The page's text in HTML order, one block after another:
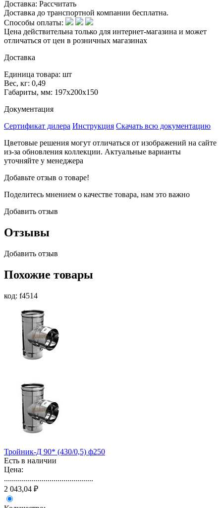
Доставка: Рассчитать
Доставка до транспортной компании бесплатна.
Способы оплаты:
Цена действительна только для интернет-магазина и может
отличаться от цен в розничных магазинах
Доставка
Единица товара: шт
Вес, кг: 0,49
Габариты, мм: 197x200x150
Документация
Сертификат дилера Инструкция Скачать всю документацию
Цветовые решения могут отличаться от изображений на сайте
из-за обновления коллекции. Актуальные варианты
уточняйте у менеджера
Добавьте отзыв о товаре!
Поделитесь мнением о качестве товара, нам это важно
Добавить отзыв
Отзывы
Добавить отзыв
Похожие товары
код: f4514
Тройник-Д 90* (430/0,5) ф250
Есть в наличии
Цена:
.............................................
2 043,04 ₽